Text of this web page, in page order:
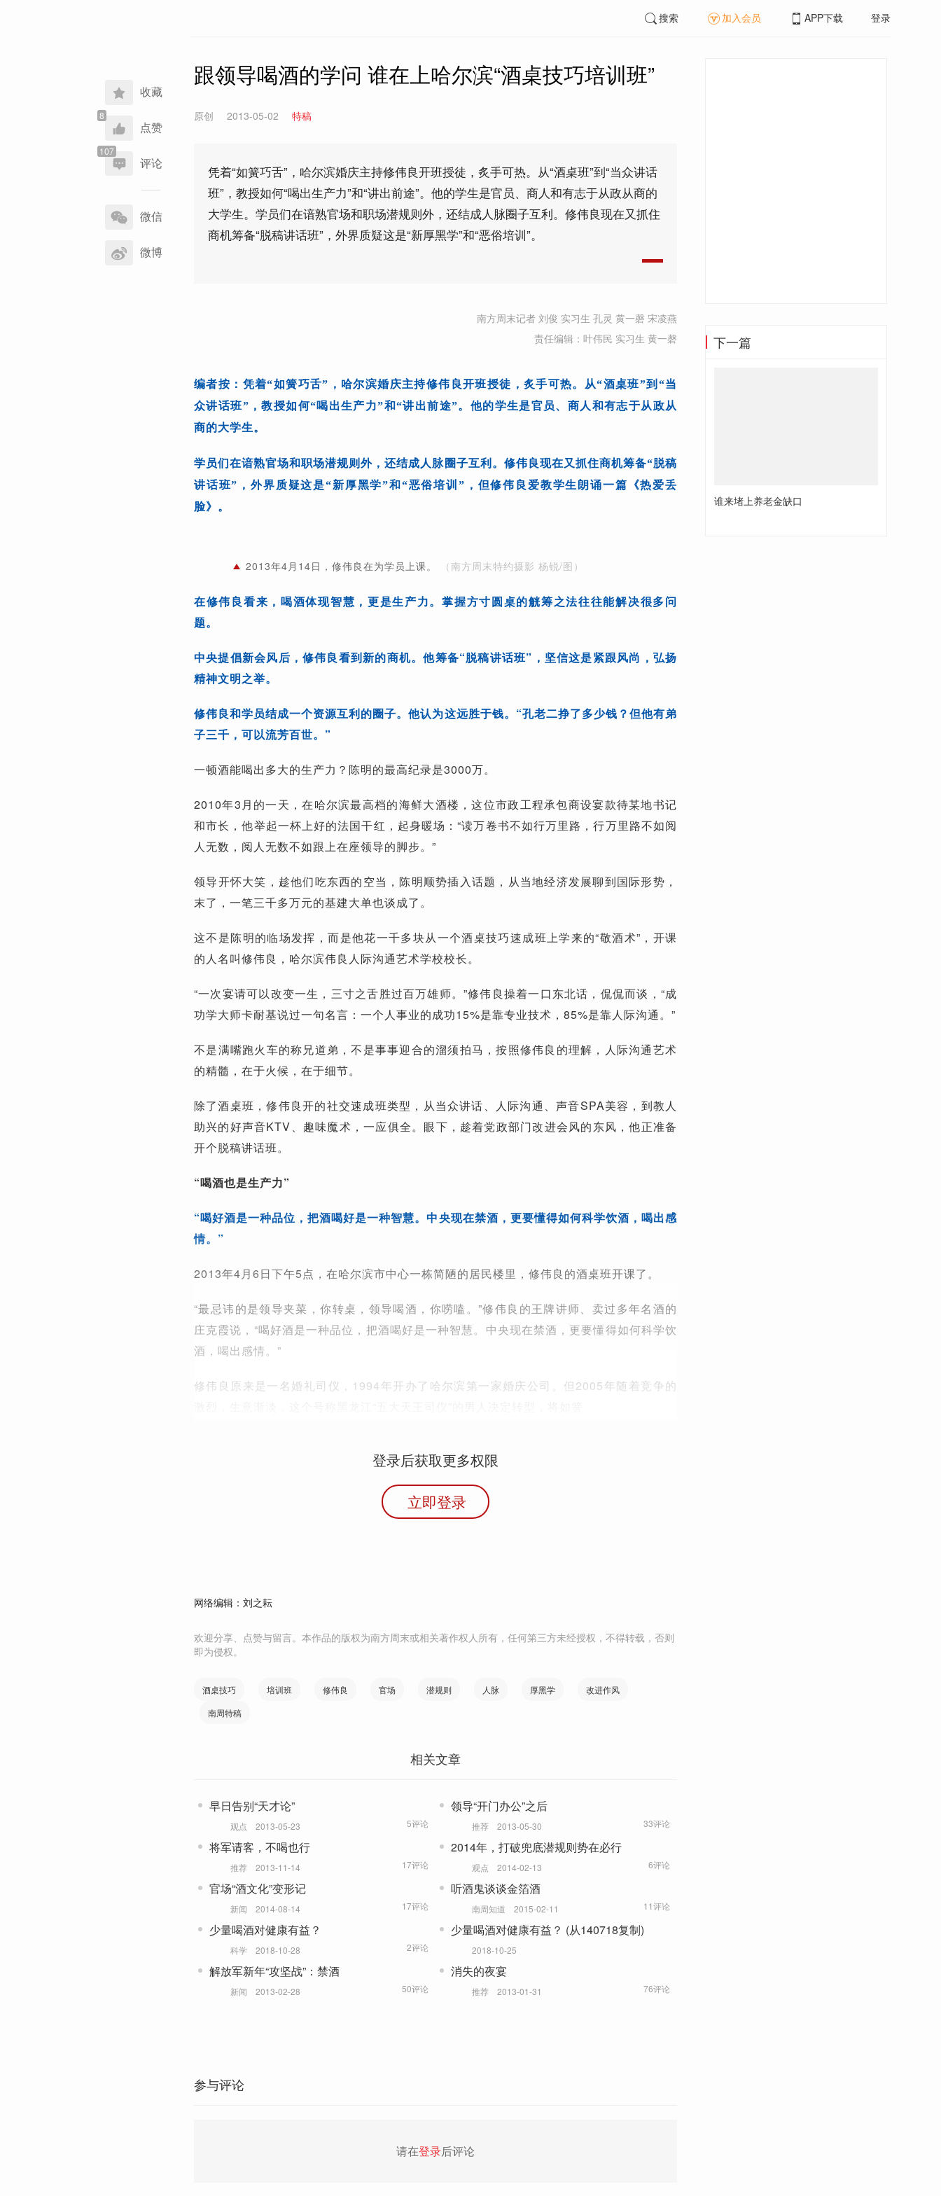
收藏
点赞
评论
享
到
微信
微博
搜索 加入会员 APP下载 登录
跟领导喝酒的学问 谁在上哈尔滨“酒桌技巧培训班”
原创 2013-05-02 特稿
凭着“如簧巧舌”，哈尔滨婚庆主持修伟良开班授徒，炙手可热。从“酒桌班”到“当众讲话
班”，教授如何“喝出生产力”和“讲出前途”。他的学生是官员、商人和有志于从政从商的
大学生。学员们在谙熟官场和职场潜规则外，还结成人脉圈子互利。修伟良现在又抓住
商机筹备“脱稿讲话班”，外界质疑这是“新厚黑学”和“恶俗培训”。
南方周末记者 刘俊 实习生 孔灵 黄一磬 宋凌燕
责任编辑：叶伟民 实习生 黄一磬
编者按： 凭着“如簧巧舌”，哈尔滨婚庆主持修伟良开班授徒，炙手可热。从“酒桌班”到“当
众讲话班”，教授如何“喝出生产力”和“讲出前途”。他的学生是官员、商人和有志于从政从
商的大学生。
学员们在谙熟官场和职场潜规则外，还结成人脉圈子互利。修伟良现在又抓住商机筹备“脱稿
讲话班”，外界质疑这是“新厚黑学”和“恶俗培训”，但修伟良爱教学生朗诵一篇《热爱丢
脸》。
2013年4月14日，修伟良在为学员上课。 （南方周末特约摄影 杨锐/图）
在修伟良看来，喝酒体现智慧，更是生产力。掌握方寸圆桌的觥筹之法往往能解决很多问
题。
中央提倡新会风后，修伟良看到新的商机。他筹备“脱稿讲话班”，坚信这是紧跟风尚，弘扬
精神文明之举。
修伟良和学员结成一个资源互利的圈子。他认为这远胜于钱。“孔老二挣了多少钱？但他有弟
子三千，可以流芳百世。”
一顿酒能喝出多大的生产力？陈明的最高纪录是3000万。
2010年3月的一天，在哈尔滨最高档的海鲜大酒楼，这位市政工程承包商设宴款待某地书记
和市长，他举起一杯上好的法国干红，起身暖场：“读万卷书不如行万里路，行万里路不如阅
人无数，阅人无数不如跟上在座领导的脚步。”
领导开怀大笑，趁他们吃东西的空当，陈明顺势插入话题，从当地经济发展聊到国际形势，
末了，一笔三千多万元的基建大单也谈成了。
这不是陈明的临场发挥，而是他花一千多块从一个酒桌技巧速成班上学来的“敬酒术”，开课
的人名叫修伟良，哈尔滨伟良人际沟通艺术学校校长。
“一次宴请可以改变一生，三寸之舌胜过百万雄师。”修伟良操着一口东北话，侃侃而谈，“成
功学大师卡耐基说过一句名言：一个人事业的成功15%是靠专业技术，85%是靠人际沟通。”
不是满嘴跑火车的称兄道弟，不是事事迎合的溜须拍马，按照修伟良的理解，人际沟通艺术
的精髓，在于火候，在于细节。
除了酒桌班，修伟良开的社交速成班类型，从当众讲话、人际沟通、声音SPA美容，到教人
助兴的好声音KTV、趣味魔术，一应俱全。眼下，趁着党政部门改进会风的东风，他正准备
开个脱稿讲话班。
“喝酒也是生产力”
“喝好酒是一种品位，把酒喝好是一种智慧。中央现在禁酒，更要懂得如何科学饮酒，喝出感
情。”
2013年4月6日下午5点，在哈尔滨市中心一栋简陋的居民楼里，修伟良的酒桌班开课了。
“最忌讳的是领导夹菜，你转桌，领导喝酒，你唠嗑。”修伟良的王牌讲师、卖过多年名酒的
庄克霞说，“喝好酒是一种品位，把酒喝好是一种智慧。中央现在禁酒，更要懂得如何科学饮
酒，喝出感情。”
修伟良原来是一名婚礼司仪，1994年开办了哈尔滨第一家婚庆公司。但2005年随着竞争的
登录后获取更多权限
立即登录
网络编辑：刘之耘
欢迎分享、点赞与留言。本作品的版权为南方周末或相关著作权人所有，任何第三方未经授权，不得转载，否则
即为侵权。
酒桌技巧 培训班 修伟良 官场 潜规则 人脉 厚黑学
改进作风
南周特稿
相关文章
早日告别“天才论”
观点 2013-05-23 5评论
领导“开门办公”之后
推荐 2013-05-30 33评论
将军请客，不喝也行
推荐 2013-11-14 17评论
2014年，打破兜底潜规则势在必行
观点 2014-02-13 6评论
官场“酒文化”变形记
新闻 2014-08-14 17评论
听酒鬼谈谈金箔酒
南周知道 2015-02-11 11评论
少量喝酒对健康有益？
科学 2018-10-28 2评论
少量喝酒对健康有益？ (从140718复制)
2018-10-25
解放军新年“攻坚战”：禁酒
新闻 2013-02-28 50评论
消失的夜宴
推荐 2013-01-31 76评论
参与评论
请在登录后评论
下一篇
谁来堵上养老金缺口